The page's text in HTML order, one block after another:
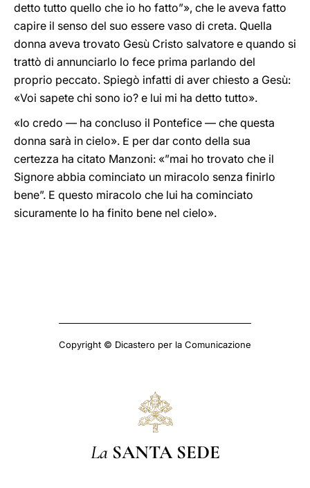
detto tutto quello che io ho fatto”», che le aveva fatto
capire il senso del suo essere vaso di creta. Quella
donna aveva trovato Gesù Cristo salvatore e quando si
trattò di annunciarlo lo fece prima parlando del
proprio peccato. Spiegò infatti di aver chiesto a Gesù:
«Voi sapete chi sono io? e lui mi ha detto tutto».
«Io credo — ha concluso il Pontefice — che questa
donna sarà in cielo». E per dar conto della sua
certezza ha citato Manzoni: «”mai ho trovato che il
Signore abbia cominciato un miracolo senza finirlo
bene”. E questo miracolo che lui ha cominciato
sicuramente lo ha finito bene nel cielo».
Copyright © Dicastero per la Comunicazione
La SANTA SEDE